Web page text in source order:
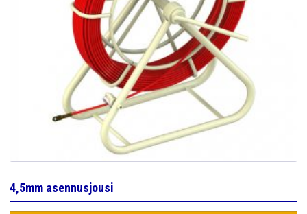
4,5mm asennusjousi